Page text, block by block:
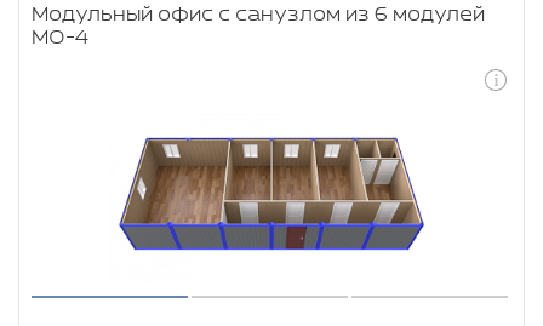
Модульный офис с санузлом из 6 модулей
МО-4